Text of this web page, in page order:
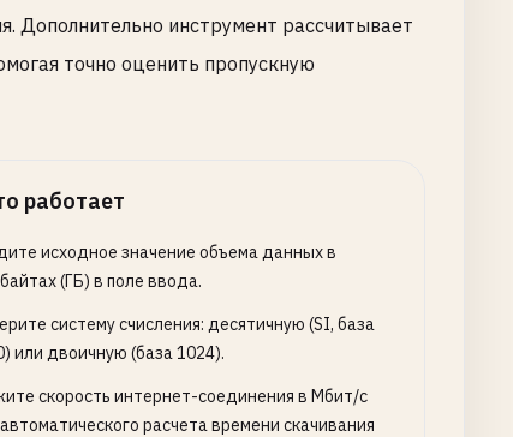
Дополнительно инструмент рассчитывает
точно оценить пропускную
работает
исходное значение объема данных в
(ГБ) в поле ввода.
систему счисления: десятичную (SI, база
или двоичную (база 1024).
скорость интернет-соединения в Мбит/с
расчета времени скачивания